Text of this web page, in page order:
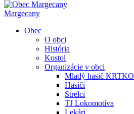
Margecany
Obec
O obci
História
Kostol
Organizácie v obci
Mladý hasič KRTKO
Hasiči
Strelci
TJ Lokomotíva
Lekári